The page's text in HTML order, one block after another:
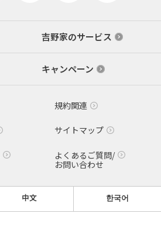
吉野家のサービス
キャンペーン
規約関連
サイトマップ
よくあるご質問/
お問い合わせ
中文 한국어